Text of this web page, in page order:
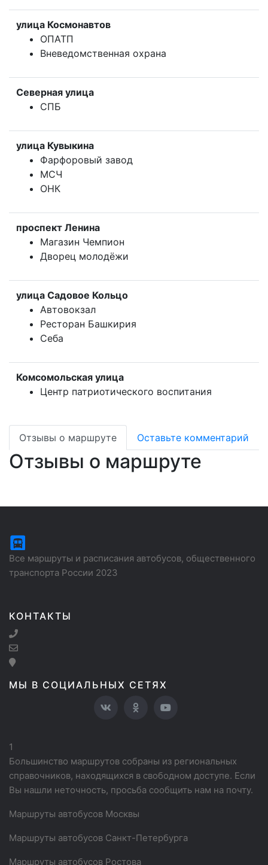
улица Космонавтов
ОПАТП
Вневедомственная охрана
Северная улица
СПБ
улица Кувыкина
Фарфоровый завод
МСЧ
ОНК
проспект Ленина
Магазин Чемпион
Дворец молодёжи
улица Садовое Кольцо
Автовокзал
Ресторан Башкирия
Себа
Комсомольская улица
Центр патриотического воспитания
Отзывы о маршруте Оставьте комментарий
Отзывы о маршруте
Все маршруты и расписания автобусов, общественного
транспорта России 2023
КОНТАКТЫ
МЫ В СОЦИАЛЬНЫХ СЕТЯХ
1
Большинство маршрутов собраны из региональных
справочников, находящихся в свободном доступе. Если
Вы нашли неточность, просьба сообщить нам на почту.
Маршруты автобусов Москвы
Маршруты автобусов Санкт-Петербурга
Маршруты автобусов Ростова